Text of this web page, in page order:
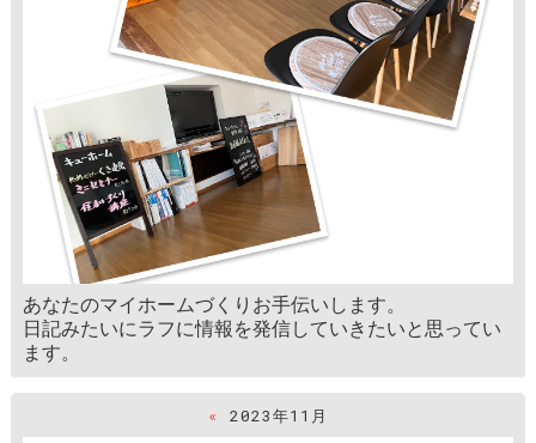
あなたのマイホームづくりお手伝いします。
日記みたいにラフに情報を発信していきたいと思ってい
ます。
« 2023年11月